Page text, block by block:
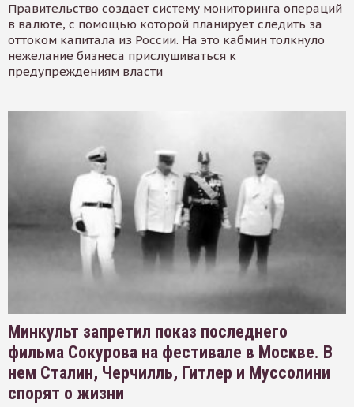
Правительство создает систему мониторинга операций
в валюте, с помощью которой планирует следить за
оттоком капитала из России. На это кабмин толкнуло
нежелание бизнеса прислушиваться к
предупреждениям власти
Минкульт запретил показ последнего
фильма Сокурова на фестивале в Москве. В
нем Сталин, Черчилль, Гитлер и Муссолини
спорят о жизни